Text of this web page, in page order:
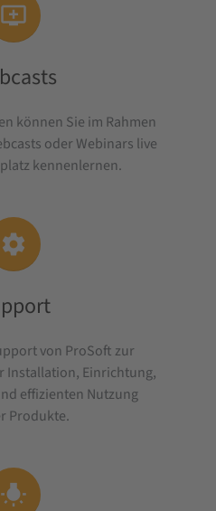

können Sie im Rahmen
oder Webinars live
kennenlernen.

von ProSoft zur
Installation, Einrichtung,
effizienten Nutzung
Produkte.
